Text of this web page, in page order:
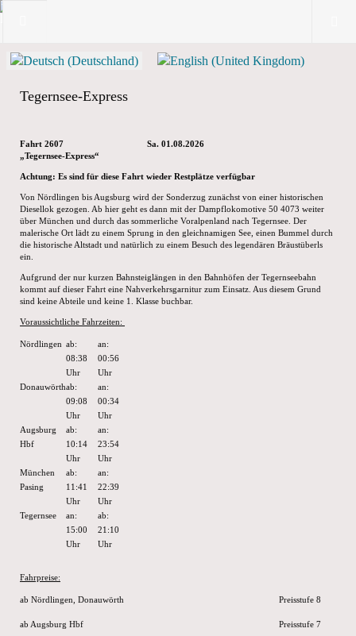
Tegernsee-Express
Fahrt 2607 Sa. 01.08.2026
„Tegernsee-Express“
Achtung: Es sind für diese Fahrt wieder Restplätze verfügbar
Von Nördlingen bis Augsburg wird der Sonderzug zunächst von einer historischen
Diesellok gezogen. Ab hier geht es dann mit der Dampflokomotive 50 4073 weiter
über München und durch das sommerliche Voralpenland nach Tegernsee. Der
malerische Ort lädt zu einem Sprung in den gleichnamigen See, einen Bummel durch
die historische Altstadt und natürlich zu einem Besuch des legendären Bräustüberls
ein.
Aufgrund der nur kurzen Bahnsteiglängen in den Bahnhöfen der Tegernseebahn
kommt auf dieser Fahrt eine Nahverkehrsgarnitur zum Einsatz. Aus diesem Grund
sind keine Abteile und keine 1. Klasse buchbar.
Voraussichtliche Fahrzeiten:
Nördlingen ab:
08:38
Uhr
an:
00:56
Uhr
Donauwörthab:
09:08
Uhr
an:
00:34
Uhr
Augsburg
Hbf
ab:
10:14
Uhr
an:
23:54
Uhr
München
Pasing
ab:
11:41
Uhr
an:
22:39
Uhr
Tegernsee
an:
15:00
Uhr
ab:
21:10
Uhr
Fahrpreise:
ab Nördlingen, Donauwörth Preisstufe 8
ab Augsburg Hbf Preisstufe 7